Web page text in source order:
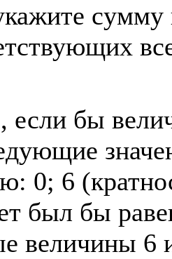
если бы
0; 6
был бы
величины 6